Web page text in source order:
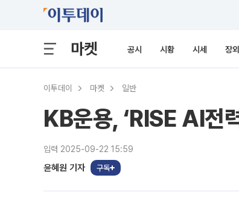
마켓 공시 시황 시세 장
이투데이 마켓 일반
KB운용, ‘RISE AI전
입력 2025-09-22 15:59
윤혜원 기자 구독